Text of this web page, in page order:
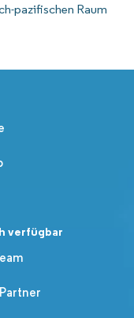
pazifischen Raum
verfügbar